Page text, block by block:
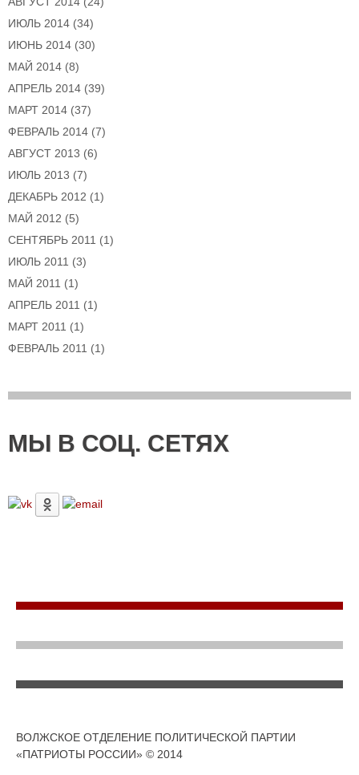
ИЮЛЬ 2014 (34)
ИЮНЬ 2014 (30)
МАЙ 2014 (8)
АПРЕЛЬ 2014 (39)
МАРТ 2014 (37)
ФЕВРАЛЬ 2014 (7)
АВГУСТ 2013 (6)
ИЮЛЬ 2013 (7)
ДЕКАБРЬ 2012 (1)
МАЙ 2012 (5)
СЕНТЯБРЬ 2011 (1)
ИЮЛЬ 2011 (3)
МАЙ 2011 (1)
АПРЕЛЬ 2011 (1)
МАРТ 2011 (1)
ФЕВРАЛЬ 2011 (1)
МЫ В СОЦ. СЕТЯХ
ВОЛЖСКОЕ ОТДЕЛЕНИЕ ПОЛИТИЧЕСКОЙ ПАРТИИ
«ПАТРИОТЫ РОССИИ» © 2014